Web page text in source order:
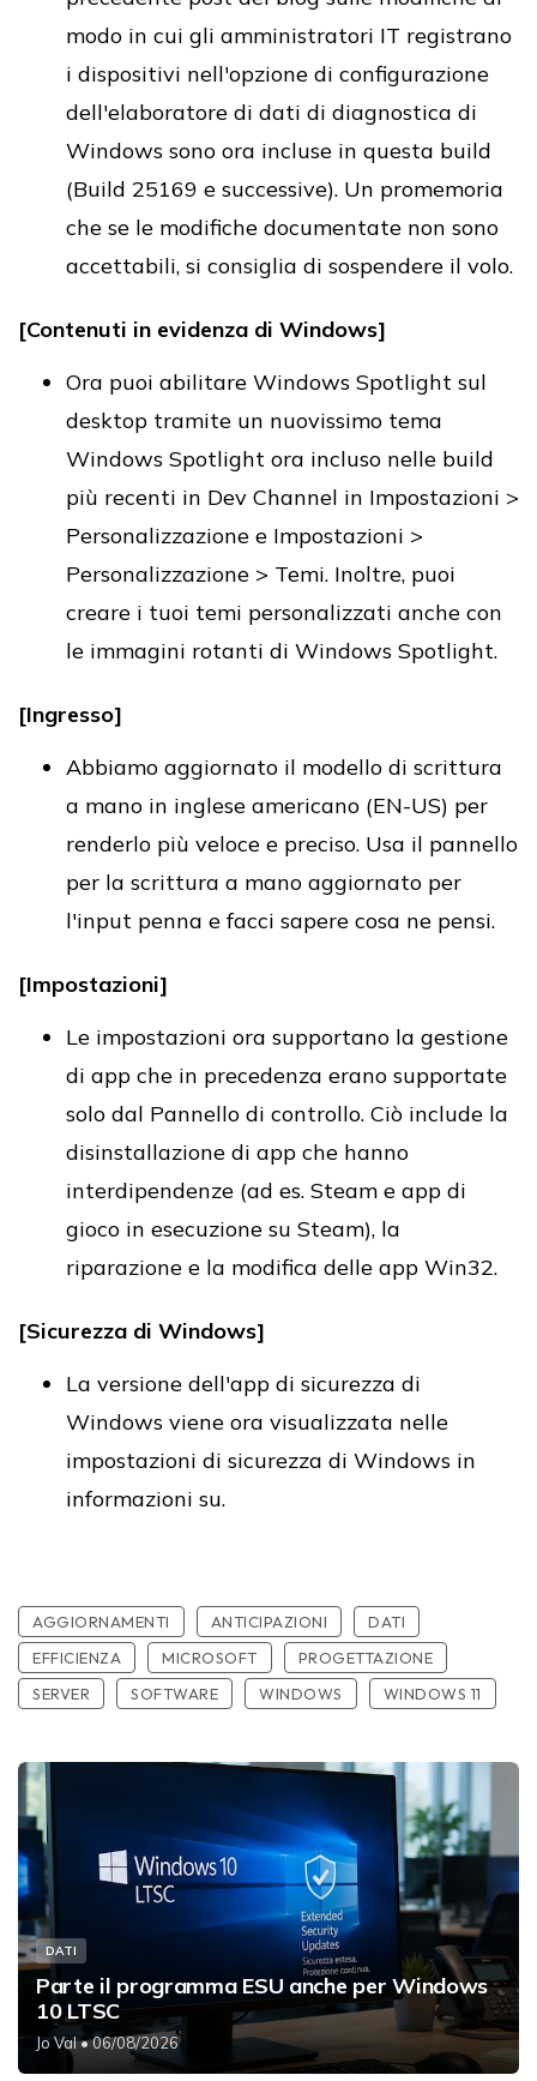
modo in cui gli amministratori IT registrano
i dispositivi nell'opzione di configurazione
dell'elaboratore di dati di diagnostica di
Windows sono ora incluse in questa build
(Build 25169 e successive). Un promemoria
che se le modifiche documentate non sono
accettabili, si consiglia di sospendere il volo.
[Contenuti in evidenza di Windows]
Ora puoi abilitare Windows Spotlight sul
desktop tramite un nuovissimo tema
Windows Spotlight ora incluso nelle build
più recenti in Dev Channel in Impostazioni >
Personalizzazione e Impostazioni >
Personalizzazione > Temi. Inoltre, puoi
creare i tuoi temi personalizzati anche con
le immagini rotanti di Windows Spotlight.
[Ingresso]
Abbiamo aggiornato il modello di scrittura
a mano in inglese americano (EN-US) per
renderlo più veloce e preciso. Usa il pannello
per la scrittura a mano aggiornato per
l'input penna e facci sapere cosa ne pensi.
[Impostazioni]
Le impostazioni ora supportano la gestione
di app che in precedenza erano supportate
solo dal Pannello di controllo. Ciò include la
disinstallazione di app che hanno
interdipendenze (ad es. Steam e app di
gioco in esecuzione su Steam), la
riparazione e la modifica delle app Win32.
[Sicurezza di Windows]
La versione dell'app di sicurezza di
Windows viene ora visualizzata nelle
impostazioni di sicurezza di Windows in
informazioni su.
AGGIORNAMENTI ANTICIPAZIONI
DATI
EFFICIENZA
MICROSOFT
PROGETTAZIONE
SERVER
SOFTWARE WINDOWS WINDOWS 11
DATI
Parte il programma ESU anche per Windows
10 LTSC
Jo Val• 06/08/2026